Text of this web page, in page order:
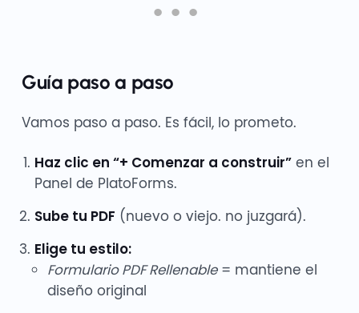
Guía paso a paso
Vamos paso a paso. Es fácil, lo prometo.
Haz clic en “+ Comenzar a construir”en el
Panel de PlatoForms.
Sube tu PDF (nuevo o viejo. no juzgará).
Elige tu estilo:
Formulario PDF Rellenable= mantiene el
diseño original